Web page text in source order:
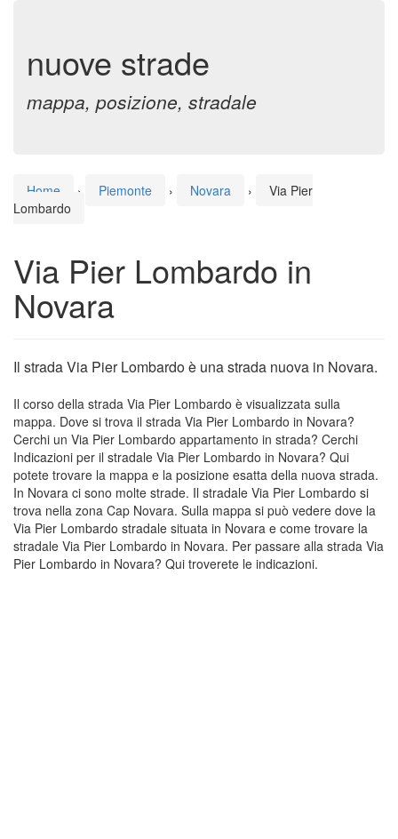
nuove strade
mappa, posizione, stradale
Home › Piemonte › Novara ›
Via Pier
Lombardo
Via Pier Lombardo in
Novara
Il strada Via Pier Lombardo è una strada nuova in Novara.
Il corso della strada Via Pier Lombardo è visualizzata sulla
mappa. Dove si trova il strada Via Pier Lombardo in Novara?
Cerchi un Via Pier Lombardo appartamento in strada? Cerchi
Indicazioni per il stradale Via Pier Lombardo in Novara? Qui
potete trovare la mappa e la posizione esatta della nuova strada.
In Novara ci sono molte strade. Il stradale Via Pier Lombardo si
trova nella zona Cap Novara. Sulla mappa si può vedere dove la
Via Pier Lombardo stradale situata in Novara e come trovare la
stradale Via Pier Lombardo in Novara. Per passare alla strada Via
Pier Lombardo in Novara? Qui troverete le indicazioni.